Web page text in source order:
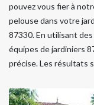
pouvez vous fier à
pelouse dans votre
87330. En utilisant
équipes de jardiniers
précise. Les résultats